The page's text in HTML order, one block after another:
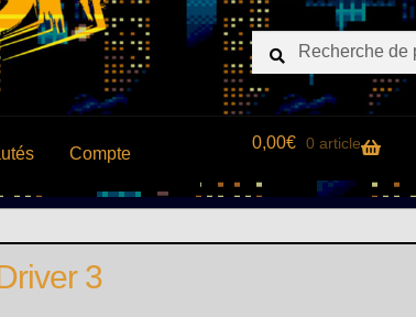
Recherche
pour :
Recherche
Compte
0,00€ 0 article
3